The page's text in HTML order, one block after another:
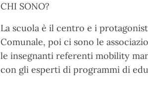
CHI SONO?
La scuola è il centro e i
Comunale, poi ci sono le
le insegnanti referenti mobility
con gli esperti di programmi di